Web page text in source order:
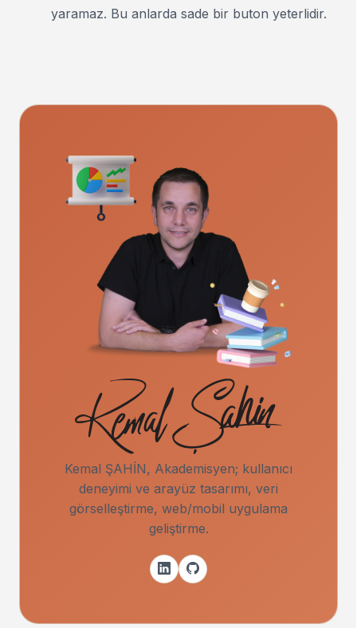
yaramaz. Bu anlarda sade bir buton yeterlidir.
Kemal ŞAHİN, Akademisyen; kullanıcı
deneyimi ve arayüz tasarımı, veri
görselleştirme, web/mobil uygulama
geliştirme.